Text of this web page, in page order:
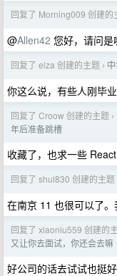
回复了 Morning009 创建的
@Allen42 您好，请问是
回复了 elza 创建的主题 ›
你这么说，有些人刚毕
回复了 Croow 创建的主题 ›
年后准备跳槽
收藏了，也求一些
回复了 shui830 创建的主题
在南京 11 也很可以了
回复了 xiaoniu559 创建的
又让你去面试，你还会去嘛
好公司的话去试试也挺